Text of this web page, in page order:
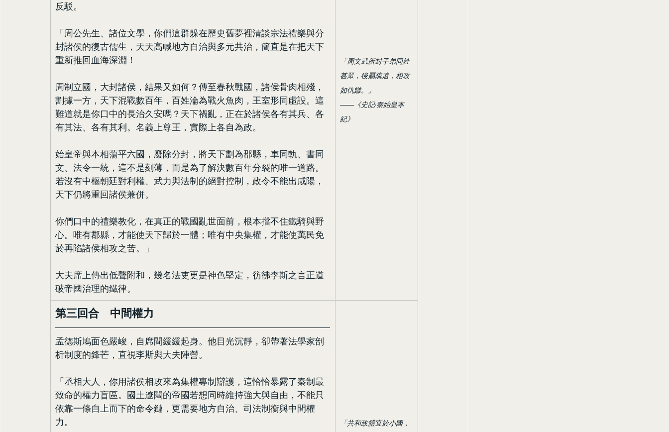
反駁。
「周公先生、諸位文學，你們這群躲在歷史舊夢裡清談宗法禮樂與分
封諸侯的復古儒生，天天高喊地方自治與多元共治，簡直是在把天下
重新推回血海深淵！
周制立國，大封諸侯，結果又如何？傳至春秋戰國，諸侯骨肉相殘，
割據一方，天下混戰數百年，百姓淪為戰火魚肉，王室形同虛設。這
難道就是你口中的長治久安嗎？天下禍亂，正在於諸侯各有其兵、各
有其法、各有其利。名義上尊王，實際上各自為政。
始皇帝與本相蕩平六國，廢除分封，將天下劃為郡縣，車同軌、書同
文、法令一統，這不是刻薄，而是為了解決數百年分裂的唯一道路。
若沒有中樞朝廷對利權、武力與法制的絕對控制，政令不能出咸陽，
天下仍將重回諸侯兼併。
你們口中的禮樂教化，在真正的戰國亂世面前，根本擋不住鐵騎與野
心。唯有郡縣，才能使天下歸於一體；唯有中央集權，才能使萬民免
於再陷諸侯相攻之苦。」
大夫席上傳出低聲附和，幾名法吏更是神色堅定，彷彿李斯之言正道
破帝國治理的鐵律。
「周文武所封子弟同姓
甚眾，後屬疏遠，相攻
如仇讎。」
——《史記·秦始皇本
紀》
第三回合　中間權力
孟德斯鳩面色嚴峻，自席間緩緩起身。他目光沉靜，卻帶著法學家剖
析制度的鋒芒，直視李斯與大夫陣營。
「丞相大人，你用諸侯相攻來為集權專制辯護，這恰恰暴露了秦制最
致命的權力盲區。國土遼闊的帝國若想同時維持強大與自由，不能只
依靠一條自上而下的命令鏈，更需要地方自治、司法制衡與中間權
力。
「共和政體宜於小國，